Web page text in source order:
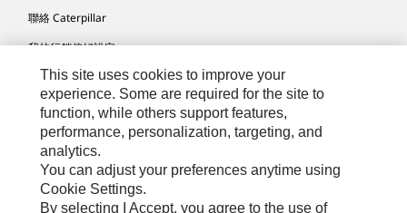
聯絡 Caterpillar
我的行銷偏好設定
網站地圖
Cookie Settings
法律
隱私權
關於 Cat
This site uses cookies to improve your
experience. Some are required for the site to
function, while others support features,
performance, personalization, targeting, and
analytics.
You can adjust your preferences anytime using
Cookie Settings.
By selecting I Accept, you agree to the use of